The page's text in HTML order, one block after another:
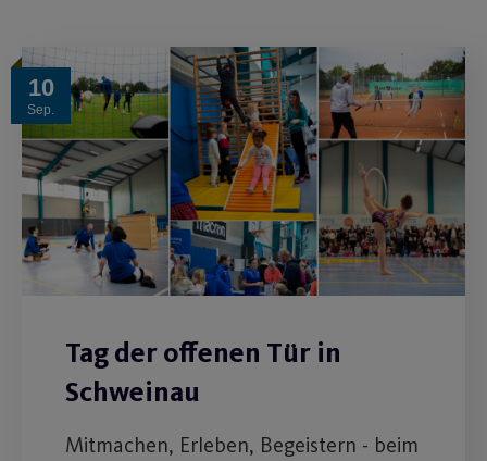
10
Sep.
Tag der offenen Tür in
Schweinau
Mitmachen, Erleben, Begeistern - beim